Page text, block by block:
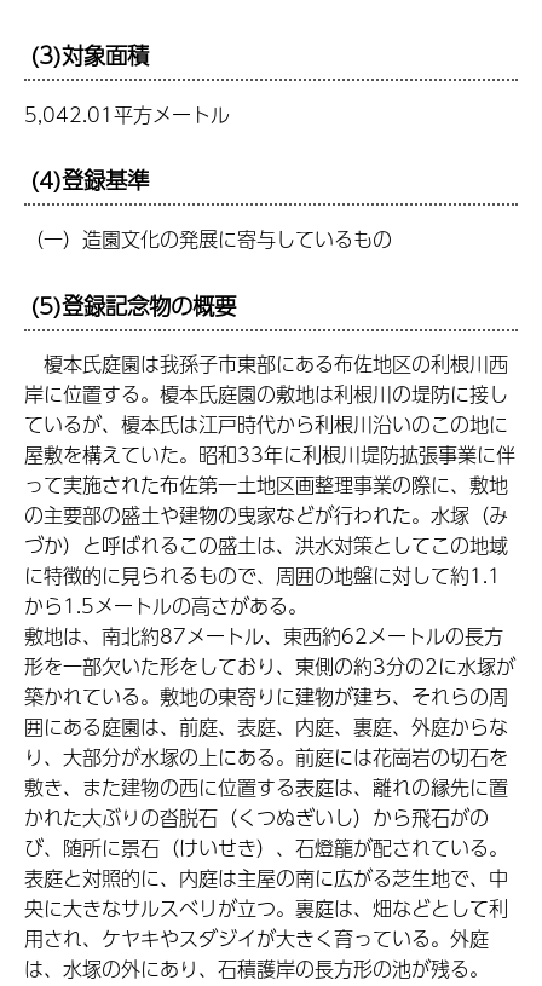
(3)対象面積
5,042.01平方メートル
(4)登録基準
（一）造園文化の発展に寄与しているもの
(5)登録記念物の概要
榎本氏庭園は我孫子市東部にある布佐地区の利根川西
岸に位置する。榎本氏庭園の敷地は利根川の堤防に接し
ているが、榎本氏は江戸時代から利根川沿いのこの地に
屋敷を構えていた。昭和33年に利根川堤防拡張事業に伴
って実施された布佐第一土地区画整理事業の際に、敷地
の主要部の盛土や建物の曳家などが行われた。水塚（み
づか）と呼ばれるこの盛土は、洪水対策としてこの地域
に特徴的に見られるもので、周囲の地盤に対して約1.1
から1.5メートルの高さがある。
敷地は、南北約87メートル、東西約62メートルの長方
形を一部欠いた形をしており、東側の約3分の2に水塚が
築かれている。敷地の東寄りに建物が建ち、それらの周
囲にある庭園は、前庭、表庭、内庭、裏庭、外庭からな
り、大部分が水塚の上にある。前庭には花崗岩の切石を
敷き、また建物の西に位置する表庭は、離れの縁先に置
かれた大ぶりの沓脱石（くつぬぎいし）から飛石がの
び、随所に景石（けいせき）、石燈籠が配されている。
表庭と対照的に、内庭は主屋の南に広がる芝生地で、中
央に大きなサルスベリが立つ。裏庭は、畑などとして利
用され、ケヤキやスダジイが大きく育っている。外庭
は、水塚の外にあり、石積護岸の長方形の池が残る。